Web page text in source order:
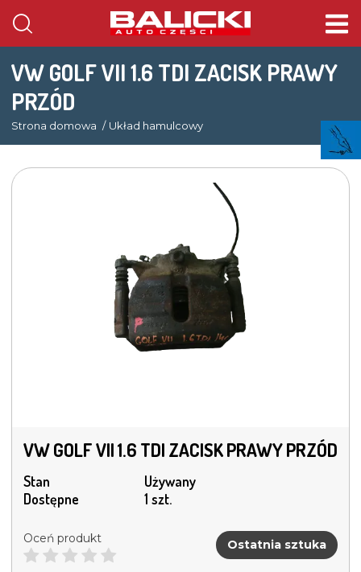
VW GOLF VII 1.6 TDI ZACISK PRAWY
PRZÓD
Strona domowa Układ hamulcowy
VW GOLF VII 1.6 TDI ZACISK PRAWY PRZÓD
Stan
Używany
Dostępne
1 szt.
Oceń produkt Ostatnia sztuka